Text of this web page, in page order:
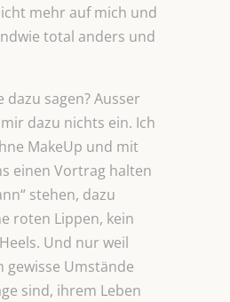
mehr auf mich und
total anders und
sagen? Ausser
dazu nichts ein. Ich
MakeUp und mit
einen Vortrag halten
stehen, dazu
roten Lippen, kein
Und nur weil
gewisse Umstände
sind, ihrem Leben